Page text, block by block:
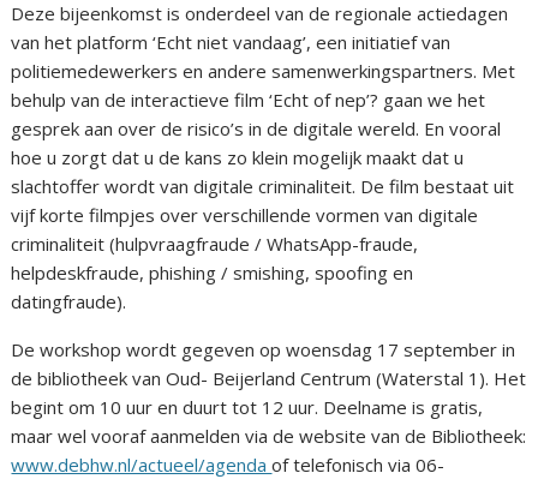
Deze bijeenkomst is onderdeel van de regionale actiedagen
van het platform ‘Echt niet vandaag’, een initiatief van
politiemedewerkers en andere samenwerkingspartners. Met
behulp van de interactieve film ‘Echt of nep’? gaan we het
gesprek aan over de risico’s in de digitale wereld. En vooral
hoe u zorgt dat u de kans zo klein mogelijk maakt dat u
slachtoffer wordt van digitale criminaliteit. De film bestaat uit
vijf korte filmpjes over verschillende vormen van digitale
criminaliteit (hulpvraagfraude / WhatsApp-fraude,
helpdeskfraude, phishing / smishing, spoofing en
datingfraude).
De workshop wordt gegeven op woensdag 17 september in
de bibliotheek van Oud- Beijerland Centrum (Waterstal 1). Het
begint om 10 uur en duurt tot 12 uur. Deelname is gratis,
maar wel vooraf aanmelden via de website van de Bibliotheek:
www.debhw.nl/actueel/agendaof telefonisch via 06-